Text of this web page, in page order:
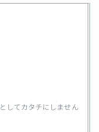
してカタチにしません